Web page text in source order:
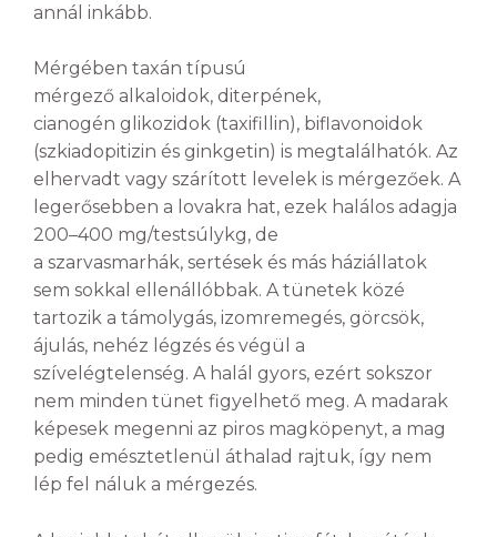
annál inkább.
Mérgében taxán típusú
mérgező alkaloidok, diterpének,
cianogén glikozidok (taxifillin), biflavonoidok
(szkiadopitizin és ginkgetin) is megtalálhatók. Az
elhervadt vagy szárított levelek is mérgezőek. A
legerősebben a lovakra hat, ezek halálos adagja
200–400 mg/testsúlykg, de
a szarvasmarhák, sertések és más háziállatok
sem sokkal ellenállóbbak. A tünetek közé
tartozik a támolygás, izomremegés, görcsök,
ájulás, nehéz légzés és végül a
szívelégtelenség. A halál gyors, ezért sokszor
nem minden tünet figyelhető meg. A madarak
képesek megenni az piros magköpenyt, a mag
pedig emésztetlenül áthalad rajtuk, így nem
lép fel náluk a mérgezés.